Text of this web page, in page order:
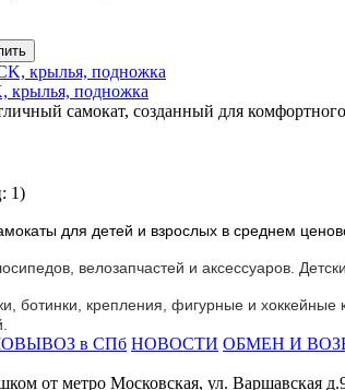
крылья, подножка
самокат, созданный для комфортного
1)
для детей и взрослых в среднем
велозапчастей и аксессуаров.
ботинки, крепления, фигурные и хоккейные
в СПб НОВОСТИ ОБМЕН И
от метро Московская, ул. Варшавская